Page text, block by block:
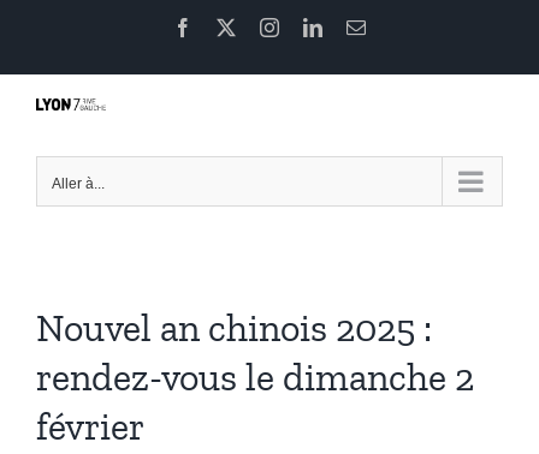
contenu
Facebook InstagramLinkedInEmail
Aller à...
Nouvel an chinois 2025 :
rendez-vous le dimanche 2
février